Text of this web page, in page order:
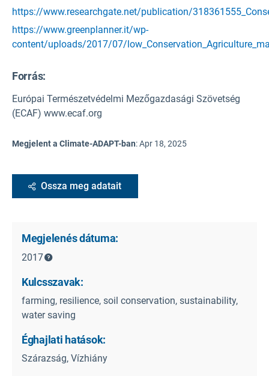
https://www.researchgate.net/publication/
https://www.greenplanner.it/wp-
content/uploads/2017/07/
Forrás:
Európai Természetvédelmi Mezőgazdasági Szövetség
(ECAF) www.ecaf.org
Megjelent a Climate-ADAPT-ban:Apr 18, 2025
Ossza meg adatait
Megjelenés dátuma:
2017
Kulcsszavak:
farming, resilience, soil conservation, sustainability,
water saving
Éghajlati hatások:
Szárazság, Vízhiány